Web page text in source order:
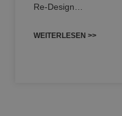
Re-Design…
WEITERLESEN >>